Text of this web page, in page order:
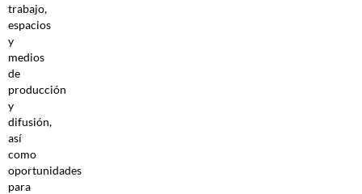
trabajo,
espacios
y
medios
de
producción
y
difusión,
así
como
oportunidades
para